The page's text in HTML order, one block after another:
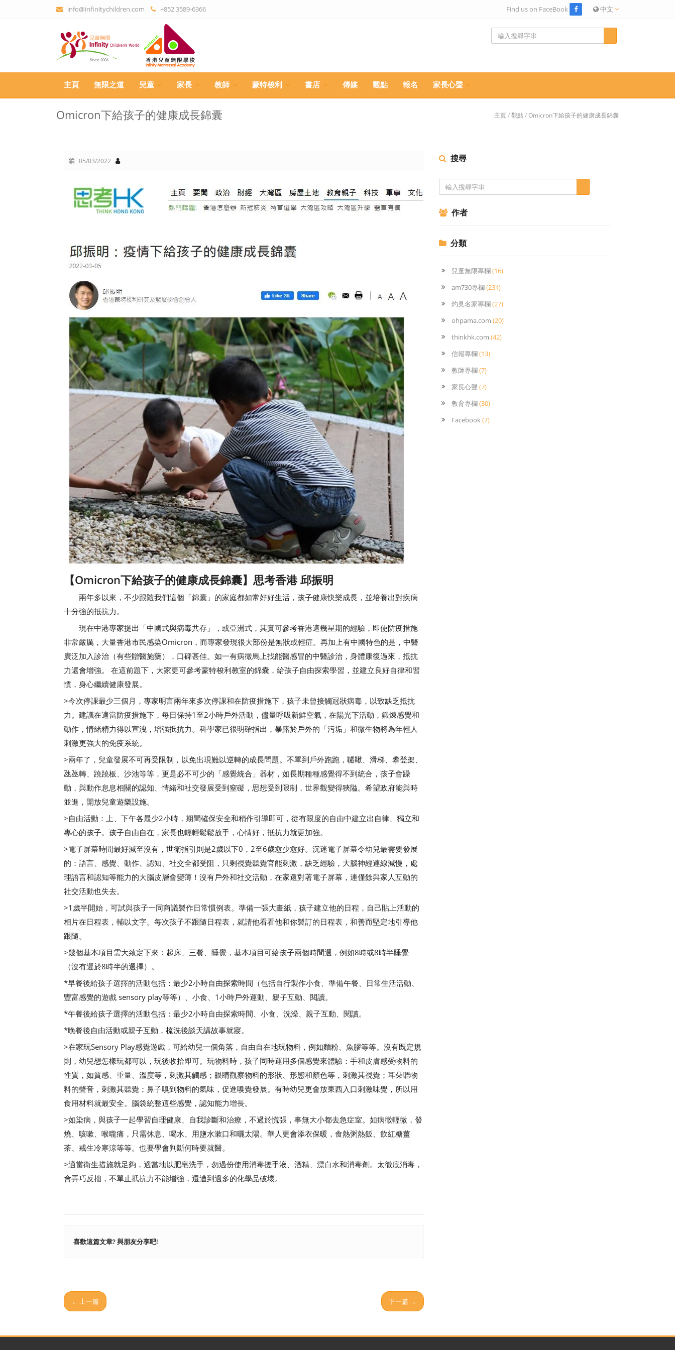
info@infinitychildren.com +852 3589-6366 中文
Find us on FaceBook
主頁 無限之道 兒童 家長 教師 蒙特梭利 書店 傳媒 觀點 報名 家長心聲
Omicron下給孩子的健康成長錦囊 主頁/觀點/Omicron下給孩子的健康成長錦囊
05/03/2022
【Omicron下給孩子的健康成長錦囊】思考香港 邱振明
兩年多以來，不少跟隨我們這個「錦囊」的家庭都如常好好生活，孩子健康快樂成長，並培養出對疾病
十分強的抵抗力。
現在中港專家提出「中國式與病毒共存」，或亞洲式，其實可參考香港這幾星期的經驗，即使防疫措施
非常嚴厲，大量香港市民感染Omicron，而專家發現很大部份是無狀或輕症。再加上有中國特色的是，中醫
廣泛加入診治（有些贈醫施藥），口碑甚佳。如一有病徵馬上找能醫感冒的中醫診治，身體康復過來，抵抗
力還會增強。 在這前題下，大家更可參考蒙特梭利教室的錦囊，給孩子自由探索學習，並建立良好自律和習
慣，身心繼續健康發展。
>今次停課最少三個月，專家明言兩年來多次停課和在防疫措施下，孩子未曾接觸冠狀病毒，以致缺乏抵抗
力。建議在適當防疫措施下，每日保持1至2小時戶外活動，儘量呼吸新鮮空氣，在陽光下活動，鍛煉感覺和
動作，情緒精力得以宣洩，增強扺抗力。科學家已很明確指出，暴露於戶外的「污垢」和微生物將為年輕人
刺激更強大的免疫系統。
>兩年了，兒童發展不可再受限制，以免出現難以逆轉的成長問題。不單到戶外跑跑，韆鞦、滑梯、攀登架、
氹氹轉、蹺蹺板、沙池等等，更是必不可少的「感覺統合」器材，如長期種種感覺得不到統合，孩子會躁
動，與動作息息相關的認知、情緒和社交發展受到窒礙，思想受到限制，世界觀變得狹隘。希望政府能與時
並進，開放兒童遊樂設施。
>自由活動：上、下午各最少2小時，期間確保安全和稍作引導即可，從有限度的自由中建立出自律、獨立和
專心的孩子。孩子自由自在，家長也輕輕鬆鬆放手，心情好，抵抗力就更加強。
>電子屏幕時間最好減至沒有，世衛指引則是2歲以下0，2至6歲愈少愈好。沉迷電子屏幕令幼兒最需要發展
的：語言、感覺、動作、認知、社交全都受阻，只剩視覺聽覺官能刺激，缺乏經驗，大腦神經連線減慢，處
理語言和認知等能力的大腦皮層會變薄！沒有戶外和社交活動，在家還對著電子屏幕，連僅餘與家人互動的
社交活動也失去。
>1歲半開始，可試與孩子一同商議製作日常慣例表。準備一張大畫紙，孩子建立他的日程，自己貼上活動的
相片在日程表，輔以文字。每次孩子不跟隨日程表，就請他看看他和你製訂的日程表，和善而堅定地引導他
跟隨。
>幾個基本項目需大致定下來：起床、三餐、睡覺，基本項目可給孩子兩個時間選，例如8時或8時半睡覺
（沒有遲於8時半的選擇）。
*早餐後給孩子選擇的活動包括：最少2小時自由探索時間（包括自行製作小食、準備午餐、日常生活活動、
豐富感覺的遊戲 sensory play等等）、小食、1小時戶外運動、親子互動、閱讀。
*午餐後給孩子選擇的活動包括：最少2小時自由探索時間、小食、洗澡、親子互動、閱讀。
*晚餐後自由活動或親子互動，梳洗後談天講故事就寢。
>在家玩Sensory Play感覺遊戲，可給幼兒一個角落，自由自在地玩物料，例如麵粉、魚膠等等。沒有既定規
則，幼兒想怎樣玩都可以，玩後收拾即可。玩物料時，孩子同時運用多個感覺來體驗：手和皮膚感受物料的
性質，如質感、重量、溫度等，刺激其觸感；眼睛觀察物料的形狀、形態和顏色等，刺激其視覺；耳朵聽物
料的聲音，刺激其聽覺；鼻子嗅到物料的氣味，促進嗅覺發展。有時幼兒更會放東西入口刺激味覺，所以用
食用材料就最安全。腦袋統整這些感覺，認知能力增長。
>如染病，與孩子一起學習自理健康、自我診斷和治療，不過於慌張，事無大小都去急症室。如病徵輕微，發
燒、咳嗽、喉嚨痛，只需休息、喝水、用鹽水漱口和曬太陽。華人更會添衣保暖，食熱粥熱飯、飲紅糖薑
茶、戒生冷寒涼等等。也要學會判斷何時要就醫。
>適當衛生措施就足夠，適當地以肥皂洗手，勿過份使用消毒搓手液、酒精、漂白水和消毒劑。太徹底消毒，
會弄巧反拙，不單止扺抗力不能增強，還遭到過多的化學品破壞。
喜歡這篇文章? 與朋友分享吧!
← 上一篇 下一篇 →
搜尋
作者
分類
兒童無限專欄(16)
am730專欄(231)
灼見名家專欄(27)
ohpama.com (20)
thinkhk.com (42)
信報專欄(13)
教師專欄(7)
家長心聲 (7)
教育專欄(30)
Facebook(7)